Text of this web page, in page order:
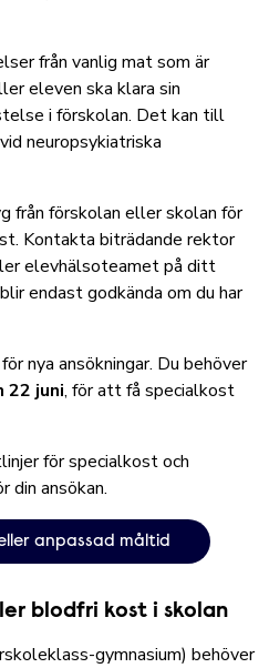
från vanlig mat som är
eleven ska klara sin
i förskolan. Det kan till
neuropsykiatriska
från förskolan eller skolan för
Kontakta biträdande rektor
elevhälsoteamet på ditt
endast godkända om du har
nya ansökningar. Du behöver
22 juni, för att få specialkost
för specialkost och
din ansökan.
anpassad måltid
blodfri kost i skolan
gymnasium) behöver